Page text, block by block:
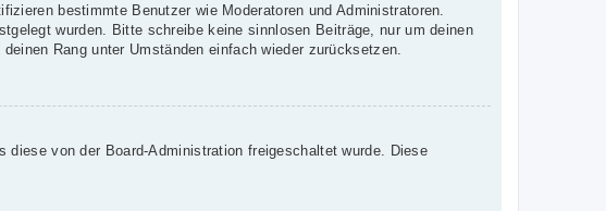
bestimmte Benutzer wie Moderatoren und Administratoren.
wurden. Bitte schreibe keine sinnlosen Beiträge, nur um deinen
Rang unter Umständen einfach wieder zurücksetzen.
von der Board-Administration freigeschaltet wurde. Diese